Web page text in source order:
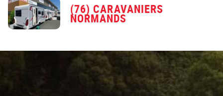
(76) CARAVANIERS
NORMANDS